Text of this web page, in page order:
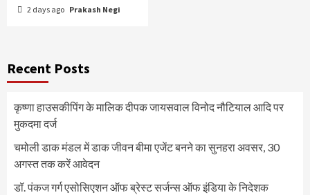
2 days ago Prakash Negi
Recent Posts
कृष्णा हाउसकीपिंग के मालिक दीपक जायसवाल विनोद नौटियाल आदि पर
मुकदमा दर्ज
चमोली डाक मंडल में डाक जीवन बीमा एजेंट बनने का सुनहरा अवसर, 30
अगस्त तक करें आवेदन
डॉ. पंकज गर्ग एसोसिएशन ऑफ ब्रेस्ट सर्जन्स ऑफ इंडिया के निदेशक